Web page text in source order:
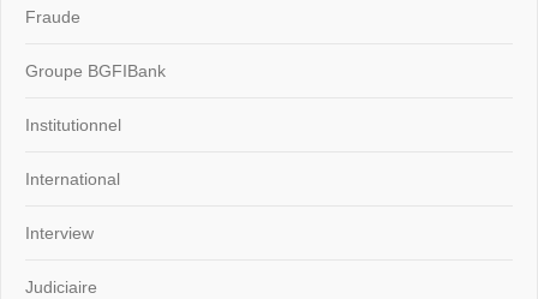
Fraude
Groupe BGFIBank
Institutionnel
International
Interview
Judiciaire